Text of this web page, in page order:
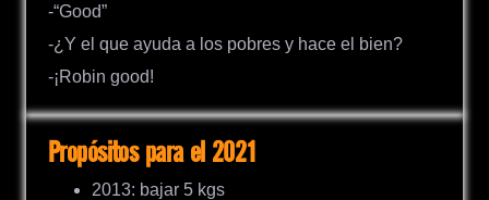
-“Good”
-¿Y el que ayuda a los pobres y hace el bien?
-¡Robin good!
Propósitos para el 2021
2013: bajar 5 kgs